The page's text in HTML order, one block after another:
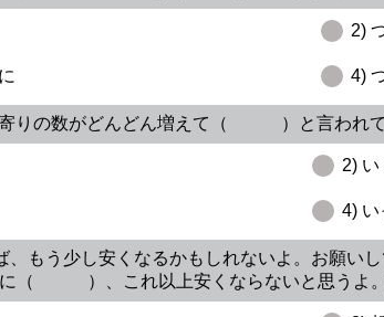
2)
4)
寄りの数がどんどん増えて（ ）と言われて
2) い
4) い
、もう少し安くなるかもしれないよ。お願いし
に（ ）、これ以上安くならないと思うよ。